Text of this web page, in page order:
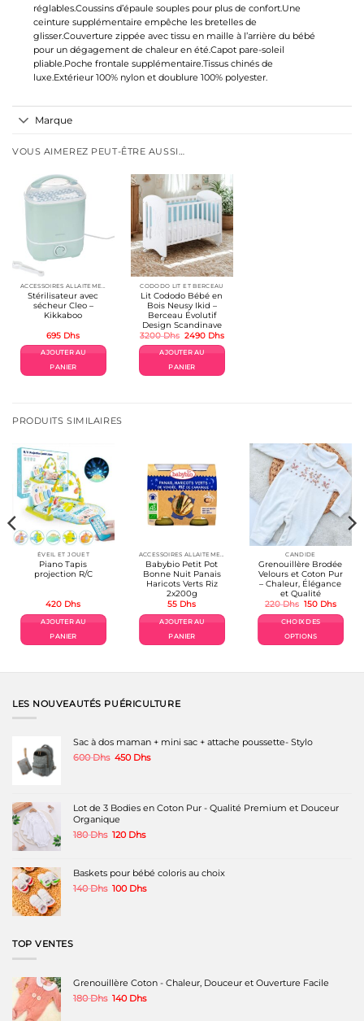
réglables.Coussins d’épaule souples pour plus de confort.Une
ceinture supplémentaire empêche les bretelles de
glisser.Couverture zippée avec tissu en maille à l’arrière du bébé
pour un dégagement de chaleur en été.Capot pare-soleil
pliable.Poche frontale supplémentaire.Tissus chinés de
luxe.Extérieur 100% nylon et doublure 100% polyester.
Marque
VOUS AIMEREZ PEUT-ÊTRE AUSSI…
ACCESSOIRES ALLAITEMENT / REPAS
Stérilisateur avec
sécheur Cleo –
Kikkaboo
695 Dhs
AJOUTER AU
PANIER
CODODO LIT ET BERCEAU
Lit Cododo Bébé en
Bois Neusy Ikid –
Berceau Évolutif
Design Scandinave
3200Dhs Le
initial
était :
3200 Dhs.
2490 DhsLe
actuel
AJOUTER AU
PANIER
PRODUITS SIMILAIRES
ÉVEIL ET JOUET
Piano Tapis
projection R/C
420 Dhs
AJOUTER AU
PANIER
ACCESSOIRES ALLAITEMENT / REPAS
Babybio Petit Pot
Bonne Nuit Panais
Haricots Verts Riz
2x200g
55 Dhs
AJOUTER AU
PANIER
CANDIDE
Grenouillère Brodée
Velours et Coton Pur
– Chaleur, Élégance
et Qualité
220Dhs Le
initial
était :
220 Dhs.
150 DhsLe
actuel
CHOIX DES
OPTIONS
a
être
du
LES NOUVEAUTÉS PUÉRICULTURE
Sac à dos maman + mini sac + attache poussette- Stylo
600Dhs Le
600 Dhs.
450 DhsLe
450 Dhs.
Lot de 3 Bodies en Coton Pur - Qualité Premium et Douceur
Organique
180Dhs Le
était :
180 Dhs.
120 DhsLe
est :
120 Dhs.
Baskets pour bébé coloris au choix
140Dhs Le
100 DhsLe
TOP VENTES
Grenouillère Coton - Chaleur, Douceur et Ouverture Facile
180Dhs Le
140 DhsLe